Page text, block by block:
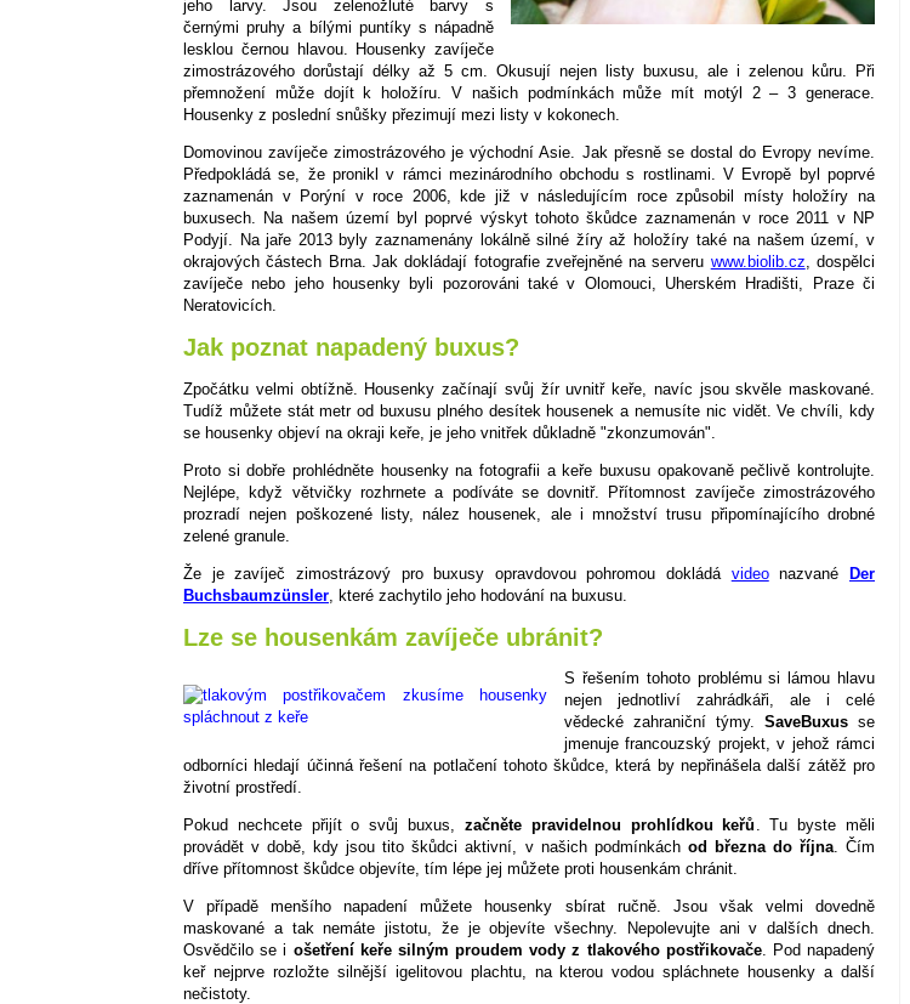
jeho larvy. Jsou zelenožluté barvy s
černými pruhy a bílými puntíky s nápadně
lesklou černou hlavou. Housenky zavíječe
zimostrázového dorůstají délky až 5 cm. Okusují nejen listy buxusu, ale i zelenou kůru. Při
přemnožení může dojít k holožíru. V našich podmínkách může mít motýl 2 – 3 generace.
Housenky z poslední snůšky přezimují mezi listy v kokonech.
Domovinou zavíječe zimostrázového je východní Asie. Jak přesně se dostal do Evropy nevíme.
Předpokládá se, že pronikl v rámci mezinárodního obchodu s rostlinami. V Evropě byl poprvé
zaznamenán v Porýní v roce 2006, kde již v následujícím roce způsobil místy holožíry na
buxusech. Na našem území byl poprvé výskyt tohoto škůdce zaznamenán v roce 2011 v NP
Podyjí. Na jaře 2013 byly zaznamenány lokálně silné žíry až holožíry také na našem území, v
okrajových částech Brna. Jak dokládají fotografie zveřejněné na serveru www.biolib.cz, dospělci
zavíječe nebo jeho housenky byli pozorováni také v Olomouci, Uherském Hradišti, Praze či
Neratovicích.
Jak poznat napadený buxus?
Zpočátku velmi obtížně. Housenky začínají svůj žír uvnitř keře, navíc jsou skvěle maskované.
Tudíž můžete stát metr od buxusu plného desítek housenek a nemusíte nic vidět. Ve chvíli, kdy
se housenky objeví na okraji keře, je jeho vnitřek důkladně "zkonzumován".
Proto si dobře prohlédněte housenky na fotografii a keře buxusu opakovaně pečlivě kontrolujte.
Nejlépe, když větvičky rozhrnete a podíváte se dovnitř. Přítomnost zavíječe zimostrázového
prozradí nejen poškozené listy, nález housenek, ale i množství trusu připomínajícího drobné
zelené granule.
Že je zavíječ zimostrázový pro buxusy opravdovou pohromou dokládá videonazvanéDer
Buchsbaumzünsler , které zachytilo jeho hodování na buxusu.
Lze se housenkám zavíječe ubránit?
S řešením tohoto problému si lámou hlavu
nejen jednotliví zahrádkáři, ale i celé
vědecké zahraniční týmy. SaveBuxus se
jmenuje francouzský projekt, v jehož rámci
odborníci hledají účinná řešení na potlačení tohoto škůdce, která by nepřinášela další zátěž pro
životní prostředí.
Pokud nechcete přijít o svůj buxus, začněte pravidelnou prohlídkou keřů . Tu byste měli
provádět v době, kdy jsou tito škůdci aktivní, v našich podmínkách od března do října. Čím
dříve přítomnost škůdce objevíte, tím lépe jej můžete proti housenkám chránit.
V případě menšího napadení můžete housenky sbírat ručně. Jsou však velmi dovedně
maskované a tak nemáte jistotu, že je objevíte všechny. Nepolevujte ani v dalších dnech.
Osvědčilo se i ošetření keře silným proudem vody z tlakového postřikovače. Pod napadený
keř nejprve rozložte silnější igelitovou plachtu, na kterou vodou spláchnete housenky a další
nečistoty.